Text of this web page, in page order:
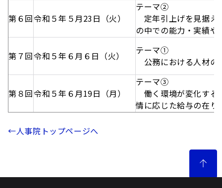
第６回令和５年５月23日（火）
テーマ②
定年引上げを見据え
の中での能力・実績
第７回令和５年６月６日（火）
テーマ①
公務における人材の
第８回令和５年６月19日（月）
テーマ③
働く環境が変化する
情に応じた給与の在り
←人事院トップページへ